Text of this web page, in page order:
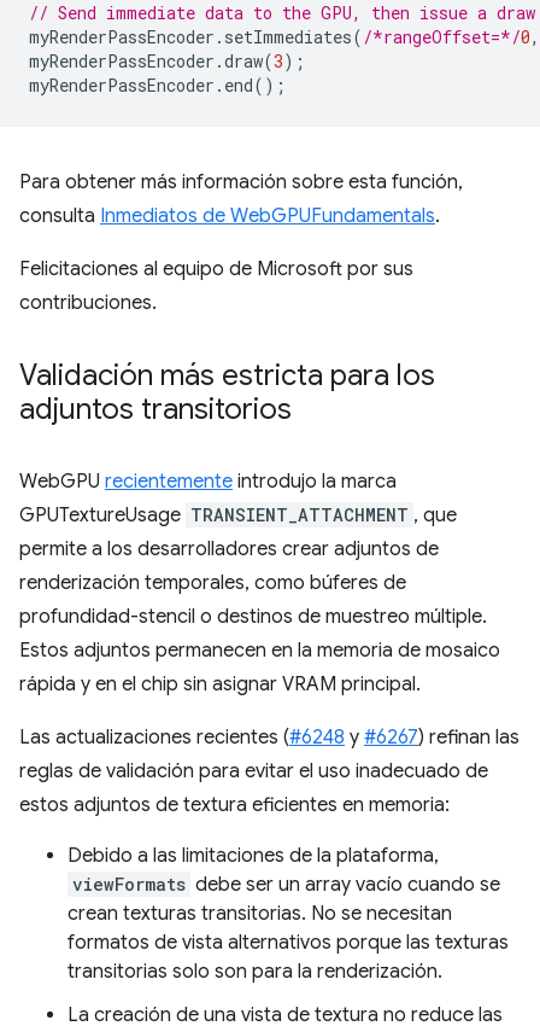
// Send immediate data to the GPU, then issue a
myRenderPassEncoder . setImmediates( /*rangeOffset=*/0,
myRenderPassEncoder .draw(3);
myRenderPassEncoder . end();
Para obtener más información sobre esta función,
consulta Inmediatos de WebGPUFundamentals.
Felicitaciones al equipo de Microsoft por sus
contribuciones.
Validación más estricta para los
adjuntos transitorios
WebGPU recientemente introdujo la marca
GPUTextureUsage TRANSIENT_ATTACHMENT , que
permite a los desarrolladores crear adjuntos de
renderización temporales, como búferes de
profundidad-stencil o destinos de muestreo múltiple.
Estos adjuntos permanecen en la memoria de mosaico
rápida y en el chip sin asignar VRAM principal.
Las actualizaciones recientes (#6248 y #6267) refinan las
reglas de validación para evitar el uso inadecuado de
estos adjuntos de textura eficientes en memoria:
Debido a las limitaciones de la plataforma,
viewFormats debe ser un array vacío cuando se
crean texturas transitorias. No se necesitan
formatos de vista alternativos porque las texturas
transitorias solo son para la renderización.
La creación de una vista de textura no reduce las